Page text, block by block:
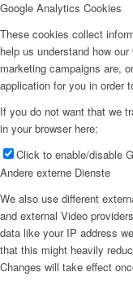
Google Analytics Cookies
These cookies collect
help us understand how
marketing campaigns are,
application for you in order
If you do not want that we
in your browser here:
Click to enable/disable
Andere externe Dienste
We also use different
and external Video
data like your IP address
that this might heavily
Changes will take effect